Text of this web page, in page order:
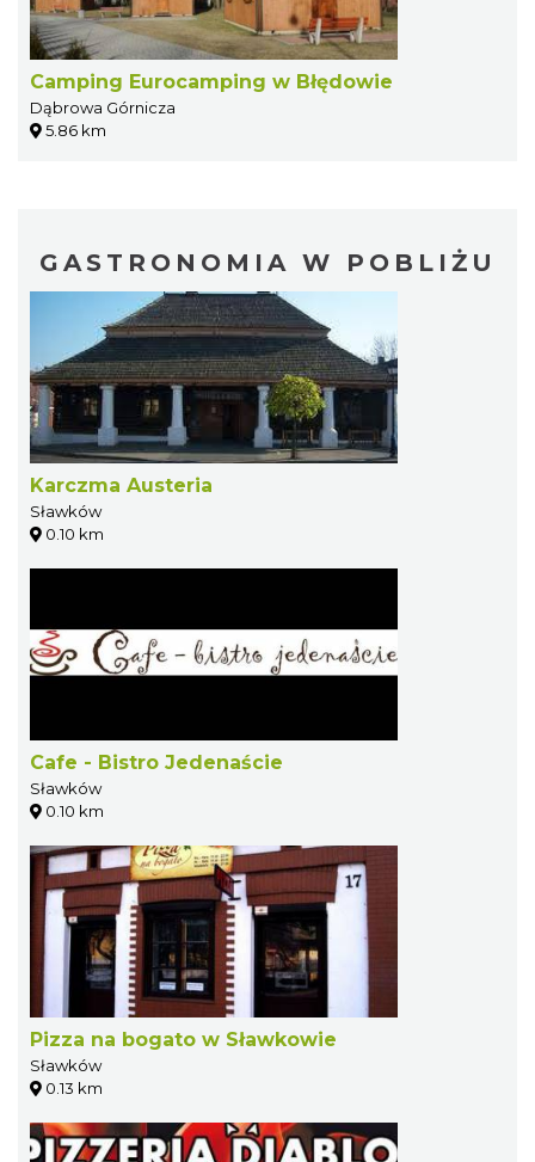
Camping Eurocamping w Błędowie
Dąbrowa Górnicza
5.86 km
GASTRONOMIA W POBLIŻU
Karczma Austeria
Sławków
0.10 km
Cafe - Bistro Jedenaście
Sławków
0.10 km
Pizza na bogato w Sławkowie
Sławków
0.13 km